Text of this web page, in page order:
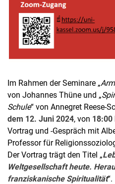
Im Rahmen der Seminare „
von Johannes Thüne und „
Schule“ von Annegret Reese-
dem 12. Juni 2024, von 18:00
Vortrag und -Gespräch mit
Professor für
Der Vortrag trägt den Titel „
Weltgesellschaft heute.
franziskanische Spiritualität“.